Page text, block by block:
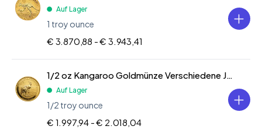
Auf Lager
1 troy ounce
€ 3.870,88 -€ 3.943,41
1/2 oz Kangaroo Goldmünze Verschiedene Jahre
Auf Lager
1/2 troy ounce
€ 1.997,94 -€ 2.018,04